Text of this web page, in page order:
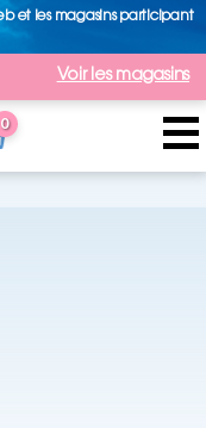
et les magasins participant
Voir les magasins
0